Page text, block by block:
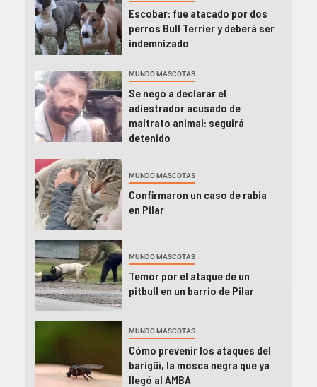
Escobar: fue atacado por dos
perros Bull Terrier y deberá ser
indemnizado
MUNDO MASCOTAS
Se negó a declarar el
adiestrador acusado de
maltrato animal: seguirá
detenido
MUNDO MASCOTAS
Confirmaron un caso de rabia
en Pilar
MUNDO MASCOTAS
Temor por el ataque de un
pitbull en un barrio de Pilar
MUNDO MASCOTAS
Cómo prevenir los ataques del
barigüí, la mosca negra que ya
llegó al AMBA